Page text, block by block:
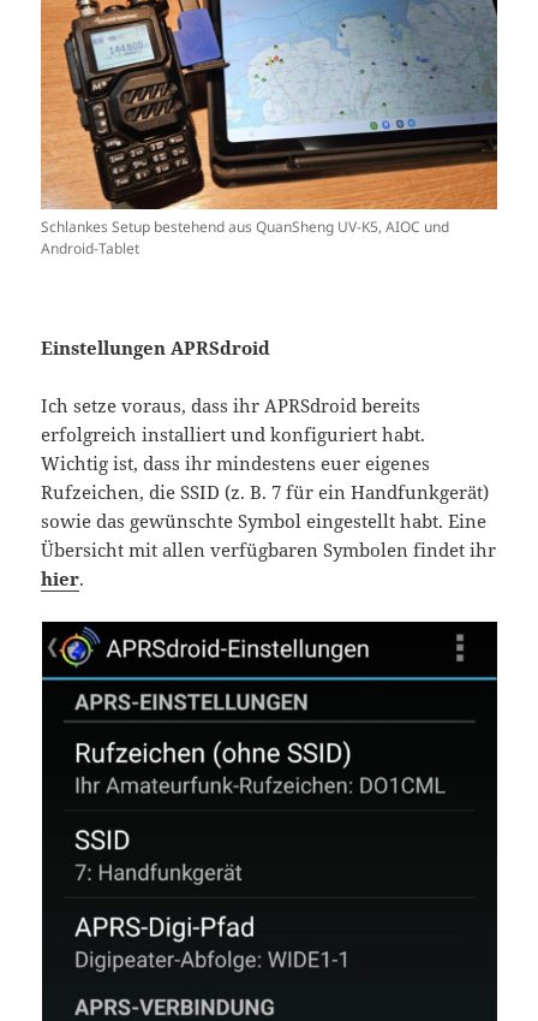
Schlankes Setup bestehend aus QuanSheng UV-K5, AIOC und
Android-Tablet
Einstellungen APRSdroid
Ich setze voraus, dass ihr APRSdroid bereits
erfolgreich installiert und konfiguriert habt.
Wichtig ist, dass ihr mindestens euer eigenes
Rufzeichen, die SSID (z. B. 7 für ein Handfunkgerät)
sowie das gewünschte Symbol eingestellt habt. Eine
Übersicht mit allen verfügbaren Symbolen findet ihr
hier.